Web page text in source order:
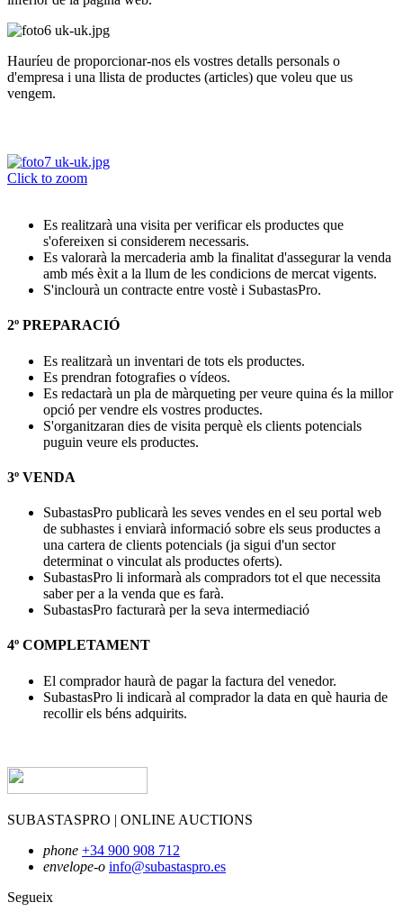
Hauríeu de proporcionar-nos els vostres detalls personals o
d'empresa i una llista de productes (articles) que voleu que us
vengem.
Click to zoom
Es realitzarà una visita per verificar els productes que
s'ofereixen si considerem necessaris.
Es valorarà la mercaderia amb la finalitat d'assegurar la venda
amb més èxit a la llum de les condicions de mercat vigents.
S'inclourà un contracte entre vostè i SubastasPro.
2º PREPARACIÓ
Es realitzarà un inventari de tots els productes.
Es prendran fotografies o vídeos.
Es redactarà un pla de màrqueting per veure quina és la millor
opció per vendre els vostres productes.
S'organitzaran dies de visita perquè els clients potencials
puguin veure els productes.
3º VENDA
SubastasPro publicarà les seves vendes en el seu portal web
de subhastes i enviarà informació sobre els seus productes a
una cartera de clients potencials (ja sigui d'un sector
determinat o vinculat als productes oferts).
SubastasPro li informarà als compradors tot el que necessita
saber per a la venda que es farà.
SubastasPro facturarà per la seva intermediació
4º COMPLETAMENT
El comprador haurà de pagar la factura del venedor.
SubastasPro li indicarà al comprador la data en què hauria de
recollir els béns adquirits.
SUBASTASPRO | ONLINE AUCTIONS
phone +34 900 908 712
envelope-o info@subastaspro.es
Segueix